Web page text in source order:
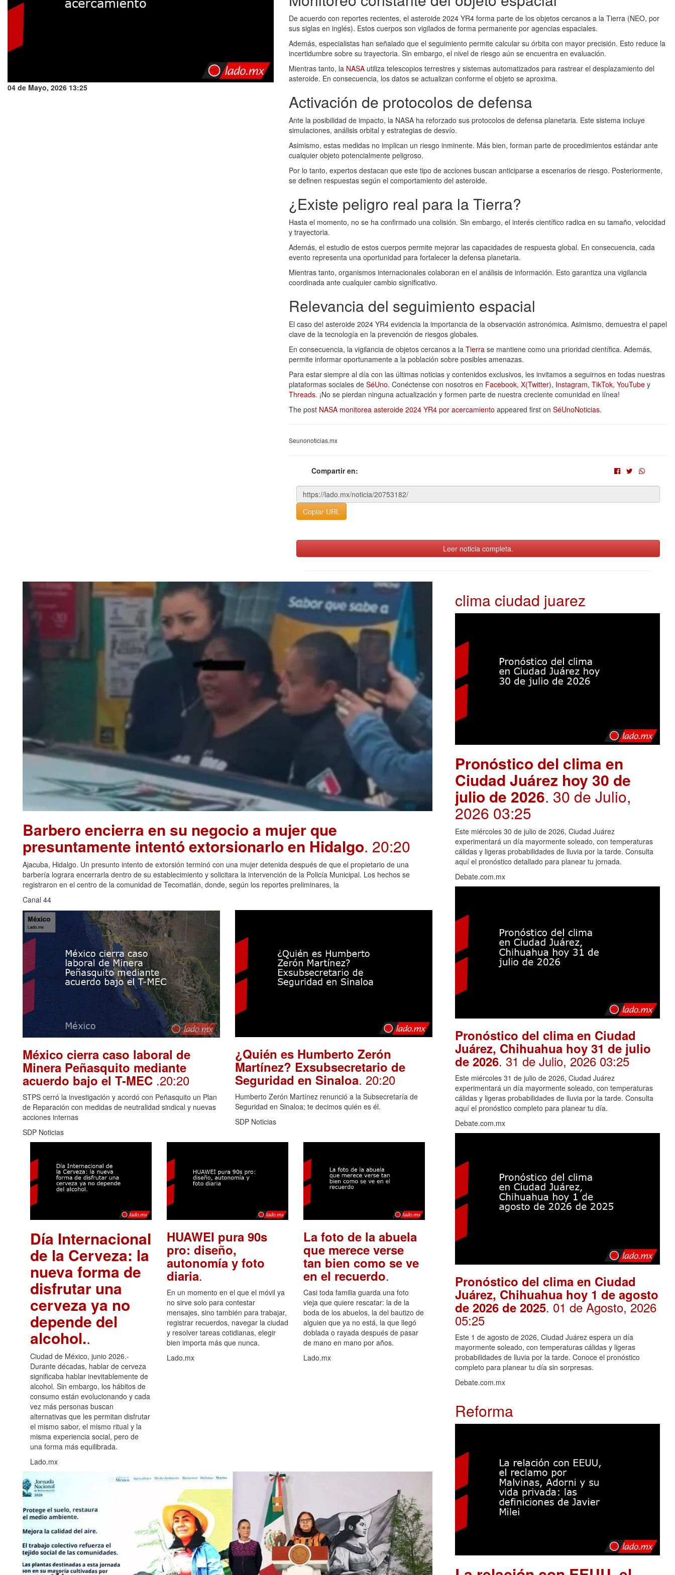
04 de Mayo, 2026 13:25
De acuerdo con reportes recientes, el asteroide 2024 YR4 forma parte de los objetos cercanos a la Tierra (NEO, por
sus siglas en inglés). Estos cuerpos son vigilados de forma permanente por agencias espaciales.
Además, especialistas han señalado que el seguimiento permite calcular su órbita con mayor precisión. Esto reduce la
incertidumbre sobre su trayectoria. Sin embargo, el nivel de riesgo aún se encuentra en evaluación.
Mientras tanto, la NASA utiliza telescopios terrestres y sistemas automatizados para rastrear el desplazamiento del
asteroide. En consecuencia, los datos se actualizan conforme el objeto se aproxima.
Activación de protocolos de defensa
Ante la posibilidad de impacto, la NASA ha reforzado sus protocolos de defensa planetaria. Este sistema incluye
simulaciones, análisis orbital y estrategias de desvío.
Asimismo, estas medidas no implican un riesgo inminente. Más bien, forman parte de procedimientos estándar ante
cualquier objeto potencialmente peligroso.
Por lo tanto, expertos destacan que este tipo de acciones buscan anticiparse a escenarios de riesgo. Posteriormente,
se definen respuestas según el comportamiento del asteroide.
¿Existe peligro real para la Tierra?
Hasta el momento, no se ha confirmado una colisión. Sin embargo, el interés científico radica en su tamaño, velocidad
y trayectoria.
Además, el estudio de estos cuerpos permite mejorar las capacidades de respuesta global. En consecuencia, cada
evento representa una oportunidad para fortalecer la defensa planetaria.
Mientras tanto, organismos internacionales colaboran en el análisis de información. Esto garantiza una vigilancia
coordinada ante cualquier cambio significativo.
Relevancia del seguimiento espacial
El caso del asteroide 2024 YR4 evidencia la importancia de la observación astronómica. Asimismo, demuestra el papel
clave de la tecnología en la prevención de riesgos globales.
En consecuencia, la vigilancia de objetos cercanos a la Tierra se mantiene como una prioridad científica. Además,
permite informar oportunamente a la población sobre posibles amenazas.
Para estar siempre al día con las últimas noticias y contenidos exclusivos, les invitamos a seguirnos en todas nuestras
plataformas sociales de SéUno. Conéctense con nosotros en Facebook, X(Twitter), Instagram, TikTok, YouTube y
Threads. ¡No se pierdan ninguna actualización y formen parte de nuestra creciente comunidad en línea!
The post NASA monitorea asteroide 2024 YR4 por acercamiento appeared first on SéUnoNoticias.
Seunonoticias.mx
Compartir en:
Copiar URL
Leer noticia completa.
Barbero encierra en su negocio a mujer que
presuntamente intentó extorsionarlo en Hidalgo. 20:20
Ajacuba, Hidalgo. Un presunto intento de extorsión terminó con una mujer detenida después de que el propietario de una
barbería lograra encerrarla dentro de su establecimiento y solicitara la intervención de la Policía Municipal. Los hechos se
registraron en el centro de la comunidad de Tecomatlán, donde, según los reportes preliminares, la
Canal 44
México cierra caso laboral de
Minera Peñasquito mediante
acuerdo bajo el T-MEC .20:20
STPS cerró la investigación y acordó con Peñasquito un Plan
de Reparación con medidas de neutralidad sindical y nuevas
acciones internas
SDP Noticias
¿Quién es Humberto Zerón
Martínez? Exsubsecretario de
Seguridad en Sinaloa. 20:20
Humberto Zerón Martínez renunció a la Subsecretaría de
Seguridad en Sinaloa; te decimos quién es él.
SDP Noticias
Día Internacional
de la Cerveza: la
nueva forma de
disfrutar una
cerveza ya no
depende del
alcohol..
Ciudad de México, junio 2026.-
Durante décadas, hablar de cerveza
significaba hablar inevitablemente de
alcohol. Sin embargo, los hábitos de
consumo están evolucionando y cada
vez más personas buscan
alternativas que les permitan disfrutar
el mismo sabor, el mismo ritual y la
misma experiencia social, pero de
una forma más equilibrada.
Lado.mx
HUAWEI pura 90s
pro: diseño,
autonomía y foto
diaria.
En un momento en el que el móvil ya
no sirve solo para contestar
mensajes, sino también para trabajar,
registrar recuerdos, navegar la ciudad
y resolver tareas cotidianas, elegir
bien importa más que nunca.
Lado.mx
La foto de la abuela
que merece verse
tan bien como se ve
en el recuerdo.
Casi toda familia guarda una foto
vieja que quiere rescatar: la de la
boda de los abuelos, la del bautizo de
alguien que ya no está, la que llegó
doblada o rayada después de pasar
de mano en mano por años.
Lado.mx
clima ciudad juarez
Pronóstico del clima en
Ciudad Juárez hoy 30 de
julio de 2026. 30 de Julio,
2026 03:25
Este miércoles 30 de julio de 2026, Ciudad Juárez
experimentará un día mayormente soleado, con temperaturas
cálidas y ligeras probabilidades de lluvia por la tarde. Consulta
aquí el pronóstico detallado para planear tu jornada.
Debate.com.mx
Pronóstico del clima en Ciudad
Juárez, Chihuahua hoy 31 de julio
de 2026. 31 de Julio, 2026 03:25
Este miércoles 31 de julio de 2026, Ciudad Juárez
experimentará un día mayormente soleado, con temperaturas
cálidas y ligeras probabilidades de lluvia por la tarde. Consulta
aquí el pronóstico completo para planear tu día.
Debate.com.mx
Pronóstico del clima en Ciudad
Juárez, Chihuahua hoy 1 de agosto
de 2026 de 2025. 01 de Agosto, 2026
05:25
Este 1 de agosto de 2026, Ciudad Juárez espera un día
mayormente soleado, con temperaturas cálidas y ligeras
probabilidades de lluvia por la tarde. Conoce el pronóstico
completo para planear tu día sin sorpresas.
Debate.com.mx
Reforma